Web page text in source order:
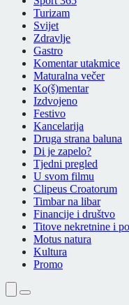
Turizam
Svijet
Zdravlje
Gastro
Komentar utakmice
Maturalna večer
Ko(š)mentar
Izdvojeno
Festivo
Kancelarija
Druga strana baluna
Di je zapelo?
Tjedni pregled
U svom filmu
Clipeus Croatorum
Timbar na libar
Financije i društvo
Titove nekretnine i
Motus natura
Kultura
Promo